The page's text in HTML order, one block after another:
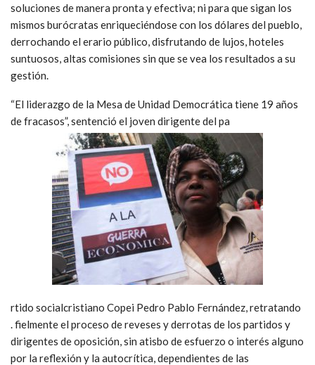
soluciones de manera pronta y efectiva; ni para que sigan los
mismos burócratas enriqueciéndose con los dólares del pueblo,
derrochando el erario público, disfrutando de lujos, hoteles
suntuosos, altas comisiones sin que se vea los resultados a su
gestión.
“El liderazgo de la Mesa de Unidad Democrática tiene 19 años
de fracasos”, sentenció el joven dirigente del pa
rtido socialcristiano Copei Pedro Pablo Fernández, retratando
. fielmente el proceso de reveses y derrotas de los partidos y
dirigentes de oposición, sin atisbo de esfuerzo o interés alguno
por la reflexión y la autocrítica, dependientes de las